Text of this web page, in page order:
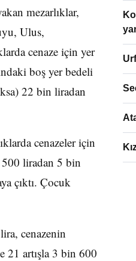
mezarlıklar,
Ulus,
cenaze için yer
boş yer bedeli
22 bin liradan
cenazeler için
liradan 5 bin
çıktı. Çocuk
cenazenin
21 artışla 3 bin 600